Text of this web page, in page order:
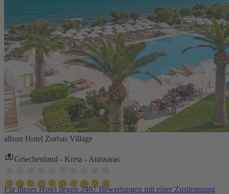
allsun Hotel Zorbas Village
Griechenland - Kreta - Anissaras
Für dieses Hotel liegen 2407 Bewertungen mit einer Zustimmung